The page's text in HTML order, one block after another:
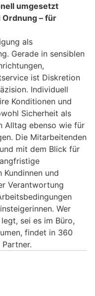
umgesetzt
– für
als
Gerade in sensiblen
ist Diskretion
Individuell
Konditionen und
Sicherheit als
Alltag ebenso wie für
Die Mitarbeitenden
mit dem Blick für
und
Verantwortung
Wer
sei es im Büro,
findet in 360